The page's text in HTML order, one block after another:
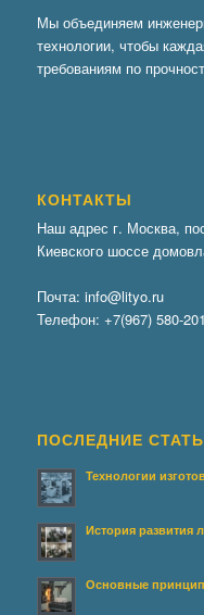
Мы объединяем
технологии, чтобы
требованиям по
КОНТАКТЫ
Наш адрес г. Москва,
Киевского шоссе
Почта: info@lityo.ru
Телефон: +7(967) 580-
ПОСЛЕДНИЕ
Технологии
История развития
Основные